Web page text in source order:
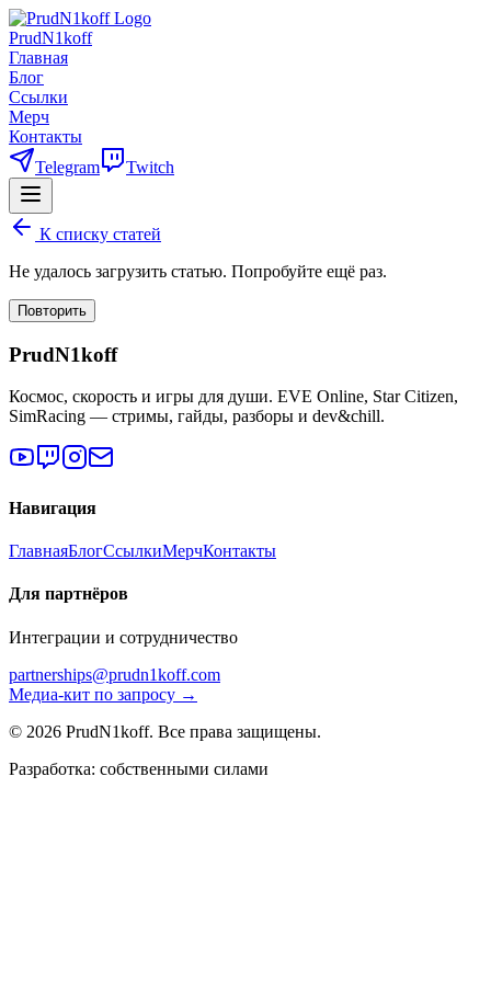
PrudN1koff
Главная
Блог
Ссылки
Мерч
Контакты
Telegram
Twitch
К списку статей
Не удалось загрузить статью. Попробуйте ещё раз.
Повторить
PrudN1koff
Космос, скорость и игры для души. EVE Online, Star Citizen,
SimRacing — стримы, гайды, разборы и dev&chill.
Навигация
ГлавнаяБлогСсылкиМерчКонтакты
Для партнёров
Интеграции и сотрудничество
partnerships@prudn1koff.com
Медиа-кит по запросу →
© 2026 PrudN1koff. Все права защищены.
Разработка: собственными силами